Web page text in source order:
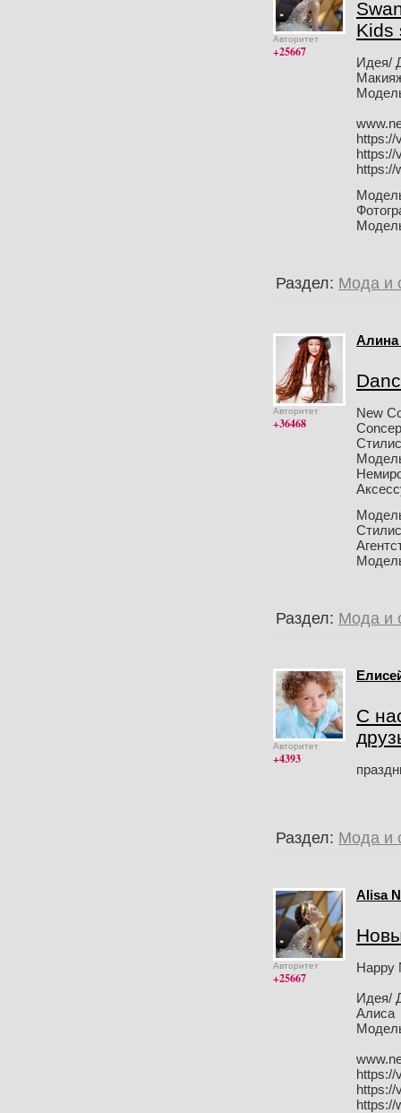
Авторитет
+25667
Kids
Идея/
https://
https://
https://
Раздел: Мода и
Авторитет
+36468
New
Раздел: Мода и
Авторитет
+4393
С
Раздел: Мода и
Авторитет
+25667
Alisa
Happy
Идея/
Алиса
https://
https://
https://